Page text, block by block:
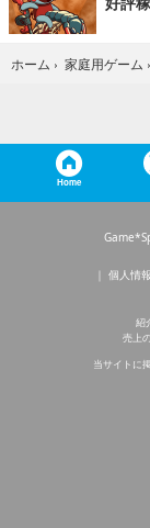
ホーム › 家庭用ゲーム ›
Home
個人情
紹
売上
当サイトに